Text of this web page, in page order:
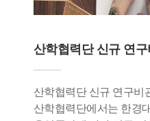
산학협력단 신규 연
산학협력단 신규 연구비
산학협력단에서는 한경